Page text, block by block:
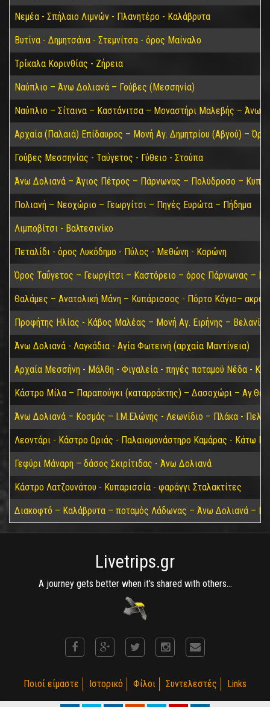
Νεμέα - Σπήλαιο Λιμνών - Πλανητέρο - Καλάβρυτα
Βυτίνα - Δημητσάνα - Στεμνίτσα - όρος Μαίναλο
Τρίκαλα Κορινθίας - Ζήρεια
Ναύπλιο – Άνω Δολιανά – Γούβες (Μεσσηνία)
Ναύπλιο – Σίταινα – Καστάνιτσα – Μοναστήρι Μαλεβής – Άνω
Αρχαία (Παλαιά) Επίδαυρος – Μονή Αγ. Δημητρίου (Αβγού) –
Γούβες Μεσσηνίας - Ταΰγετος - Γύθειο - Στούπα
Άνω Δολιανά – Άγιος Πέτρος – Πάρνωνας – Πολύδροσο –
Πολιανή – Νεοχώριο – Γεωργίτσι – Πηγές Ευρώτα – Πήδημα
Λιμποβίτσι - Βαλτεσινίκο
Πεταλίδι - όρος Λυκόδημο - Πύλος - Μεθώνη - Κορώνη
Όρος Ταΰγετος – Γεωργίτσι – Καστόρειο – όρος Πάρνωνας –
Θαλάμες – Ανατολική Μάνη – Κυπάρισσος - Πόρτο Κάγιο–
Προφήτης Ηλίας - Κάβος Μαλέας – Μονή Αγ. Ειρήνης –
Άνω Δολιανά - Λαγκάδια - Αγία Φωτεινή (αρχαία Μαντίνεια)
Αρχαία Μεσσήνη - Μάλθη - Φιγαλεία - πηγές ποταμού Νέδα -
Κάστρο Μίλα – Παραπούγκι (καταρράκτης) – Δασοχώρι –
Άνω Δολιανά – Κοσμάς – Ι.Μ.Ελώνης - Λεωνίδιο – Πλάκα -
Λεοντάρι - Κάστρο Ωριάς - Παλαιομονάστηρο Καμάρας - Κάτω
Γεφύρι Μάναρη – δάσος Σκιρίτιδας - Άνω Δολιανά
Κάστρο Λατζουνάτου - Κυπαρισσία - φαράγγι Σταλακτίτες
Διακοφτό – Καλάβρυτα – ποταμός Λάδωνας – Άνω Δολιανά –
Livetrips.gr
A journey gets better when it's shared with others...
Ποιοί είμαστε Ιστορικό Φίλοι Συντελεστές Links